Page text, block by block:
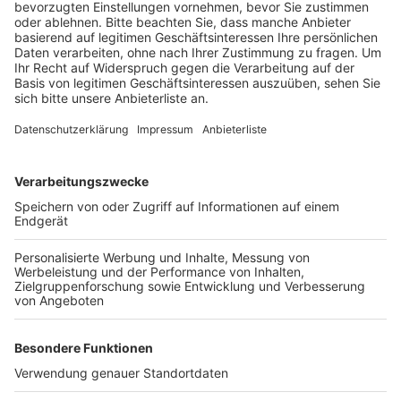
Veröffentlicht:Montag, 26.06.2023 08:50
Anzeige
DieAnmeldungist offen. Angeboten werden zwei
Während des Schwimmkurses werden die Kinder durch
zwei qualifizierte Schwimmlehrer angeleitet. Sie
können das „Seepferdchen“ oder ein anderes
Abzeichen machen. Das Angebot ist kostenlos und
wird vom Rhein-Erft-Kreis finanziert.
Anzeige